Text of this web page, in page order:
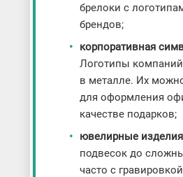
брелоки с
брендов;
корпоративная
Логотипы
в металле. Их
для оформления
качестве подарков;
ювелирные изделия
подвесок до
часто с